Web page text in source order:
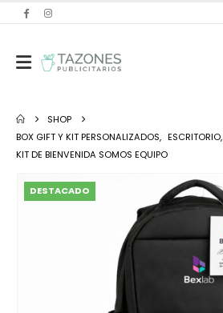
SHOP
BOX GIFT Y KIT PERSONALIZADOS, ESCRITORIO,
KIT DE BIENVENIDA SOMOS EQUIPO
DESTACADO